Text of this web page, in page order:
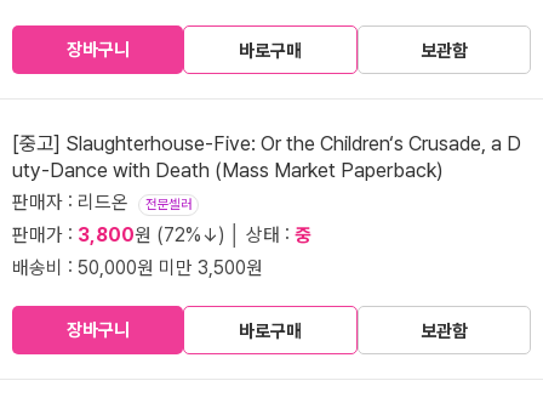
장바구니 바로구매 보관함
[중고] Slaughterhouse-Five: Or the Children‘s Crusade, a D
uty-Dance with Death (Mass Market Paperback)
판매자 : 리드온 전문셀러
판매가 : 3,800원 (72%↓) │ 상태 : 중
배송비 : 50,000원 미만 3,500원
장바구니 바로구매 보관함